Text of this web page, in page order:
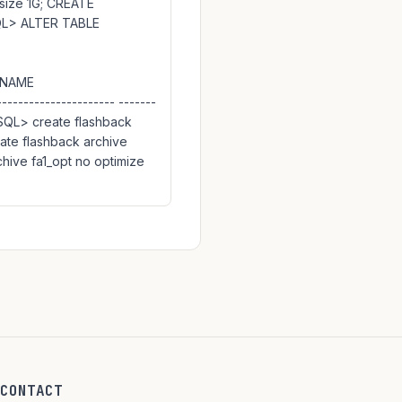
1G; CREATE
ALTER TABLE
-------
create flashback
flashback archive
fa1_opt no optimize
CONTACT